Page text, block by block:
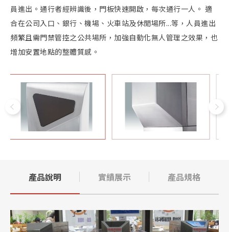
員進出。通行者經辨識後，門板快速開啟，每次通行一人。 適
合在公司入口、銀行、機場、火車站及休閒場所...等，人員進出
頻繁且需門禁管控之公共場所，加強自動化無人管理之效果，也
增加安置地點的整體質感。
產品說明 實績展示 產品規格